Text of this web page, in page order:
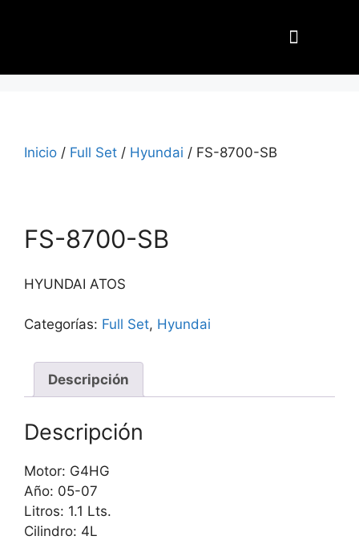
Inicio / Full Set / Hyundai / FS-8700-SB
FS-8700-SB
HYUNDAI ATOS
Categorías: Full Set, Hyundai
Descripción
Descripción
Motor: G4HG
Año: 05-07
Litros: 1.1 Lts.
Cilindro: 4L